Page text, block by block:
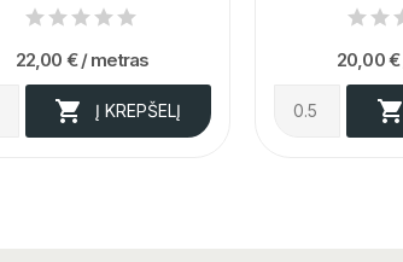
22,00 € / metras
 Į KREPŠELĮ
20,00 €
